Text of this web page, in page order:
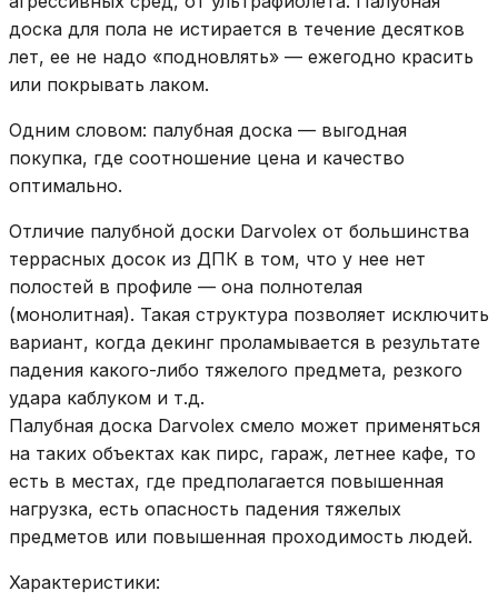
доска для пола не истирается в течение десятков
лет, ее не надо «подновлять» — ежегодно красить
или покрывать лаком.
Одним словом: палубная доска — выгодная
покупка, где соотношение цена и качество
оптимально.
Отличие палубной доски Darvolex от большинства
террасных досок из ДПК в том, что у нее нет
полостей в профиле — она полнотелая
(монолитная). Такая структура позволяет исключить
вариант, когда декинг проламывается в результате
падения какого-либо тяжелого предмета, резкого
удара каблуком и т.д.
Палубная доска Darvolex смело может применяться
на таких объектах как пирс, гараж, летнее кафе, то
есть в местах, где предполагается повышенная
нагрузка, есть опасность падения тяжелых
предметов или повышенная проходимость людей.
Характеристики: